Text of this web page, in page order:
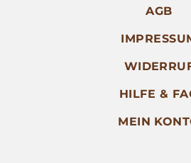
AGB
HILFE &
MEIN